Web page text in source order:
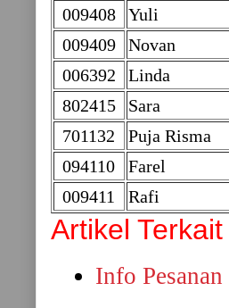
009408
Yuli
009409
Novan
006392
Linda
802415
Sara
701132
Puja Risma
094110
Farel
009411
Rafi
Artikel Terkait
Info